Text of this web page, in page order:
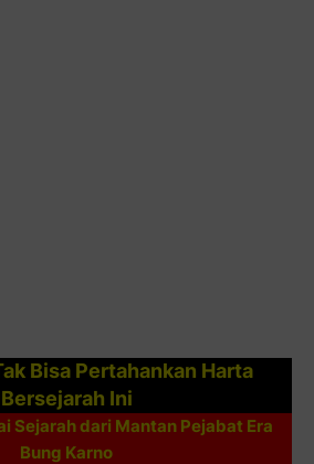
Bisa Pertahankan Harta
Bersejarah Ini
Sejarah dari Mantan Pejabat Era
Bung Karno